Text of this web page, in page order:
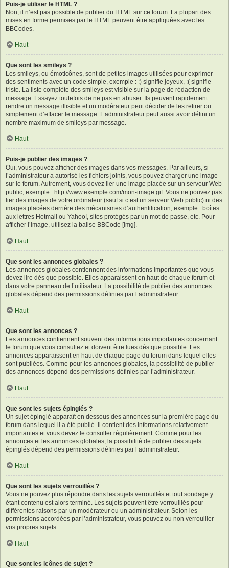
Puis-je utiliser le HTML ?
Non, il n’est pas possible de publier du HTML sur ce forum. La plupart des
mises en forme permises par le HTML peuvent être appliquées avec les
BBCodes.
Haut
Que sont les smileys ?
Les smileys, ou émoticônes, sont de petites images utilisées pour exprimer
des sentiments avec un code simple, exemple : :) signifie joyeux, :( signifie
triste. La liste complète des smileys est visible sur la page de rédaction de
message. Essayez toutefois de ne pas en abuser. Ils peuvent rapidement
rendre un message illisible et un modérateur peut décider de les retirer ou
simplement d’effacer le message. L’administrateur peut aussi avoir défini un
nombre maximum de smileys par message.
Haut
Puis-je publier des images ?
Oui, vous pouvez afficher des images dans vos messages. Par ailleurs, si
l’administrateur a autorisé les fichiers joints, vous pouvez charger une image
sur le forum. Autrement, vous devez lier une image placée sur un serveur Web
public, exemple : http://www.exemple.com/mon-image.gif. Vous ne pouvez pas
lier des images de votre ordinateur (sauf si c’est un serveur Web public) ni des
images placées derrière des mécanismes d’authentification, exemple : boîtes
aux lettres Hotmail ou Yahoo!, sites protégés par un mot de passe, etc. Pour
afficher l’image, utilisez la balise BBCode [img].
Haut
Que sont les annonces globales ?
Les annonces globales contiennent des informations importantes que vous
devez lire dès que possible. Elles apparaissent en haut de chaque forum et
dans votre panneau de l’utilisateur. La possibilité de publier des annonces
globales dépend des permissions définies par l’administrateur.
Haut
Que sont les annonces ?
Les annonces contiennent souvent des informations importantes concernant
le forum que vous consultez et doivent être lues dès que possible. Les
annonces apparaissent en haut de chaque page du forum dans lequel elles
sont publiées. Comme pour les annonces globales, la possibilité de publier
des annonces dépend des permissions définies par l’administrateur.
Haut
Que sont les sujets épinglés ?
Un sujet épinglé apparaît en dessous des annonces sur la première page du
forum dans lequel il a été publié. il contient des informations relativement
importantes et vous devez le consulter régulièrement. Comme pour les
annonces et les annonces globales, la possibilité de publier des sujets
épinglés dépend des permissions définies par l’administrateur.
Haut
Que sont les sujets verrouillés ?
Vous ne pouvez plus répondre dans les sujets verrouillés et tout sondage y
étant contenu est alors terminé. Les sujets peuvent être verrouillés pour
différentes raisons par un modérateur ou un administrateur. Selon les
permissions accordées par l’administrateur, vous pouvez ou non verrouiller
vos propres sujets.
Haut
Que sont les icônes de sujet ?